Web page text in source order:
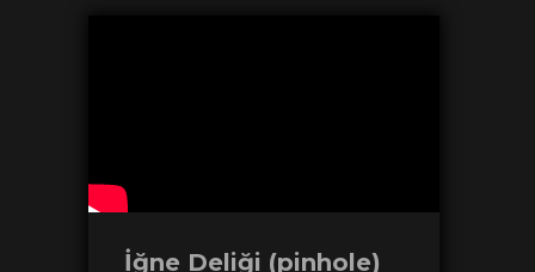
İğne Deliği (pinhole)